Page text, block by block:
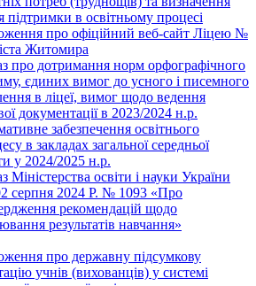
підтримки в освітньому процесі
про офіційний веб-сайт Ліцею №
Житомира
про дотримання норм орфографічного
єдиних вимог до усного і писемного
в ліцеї, вимог щодо ведення
документації в 2023/2024 н.р.
забезпечення освітнього
в закладах загальної середньої
у 2024/2025 н.р.
Міністерства освіти і науки України
серпня 2024 Р. № 1093 «Про
рекомендацій щодо
результатів навчання»
про державну підсумкову
учнів (вихованців) у системі